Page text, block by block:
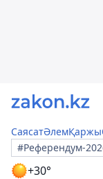
СаясатӘлемҚаржы
#Референдум-
+30°